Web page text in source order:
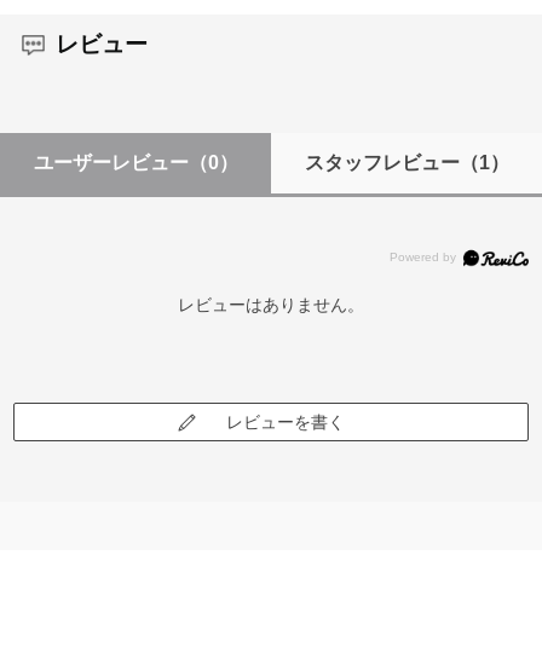
レビュー
ユーザーレビュー （0） スタッフレビュー（1）
レビューはありません。
レビューを書く